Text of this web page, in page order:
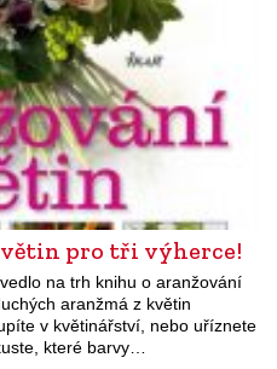
pro tři výherce!
na trh knihu o aranžování
aranžmá z květin
v květinářství, nebo uříznete
které barvy…